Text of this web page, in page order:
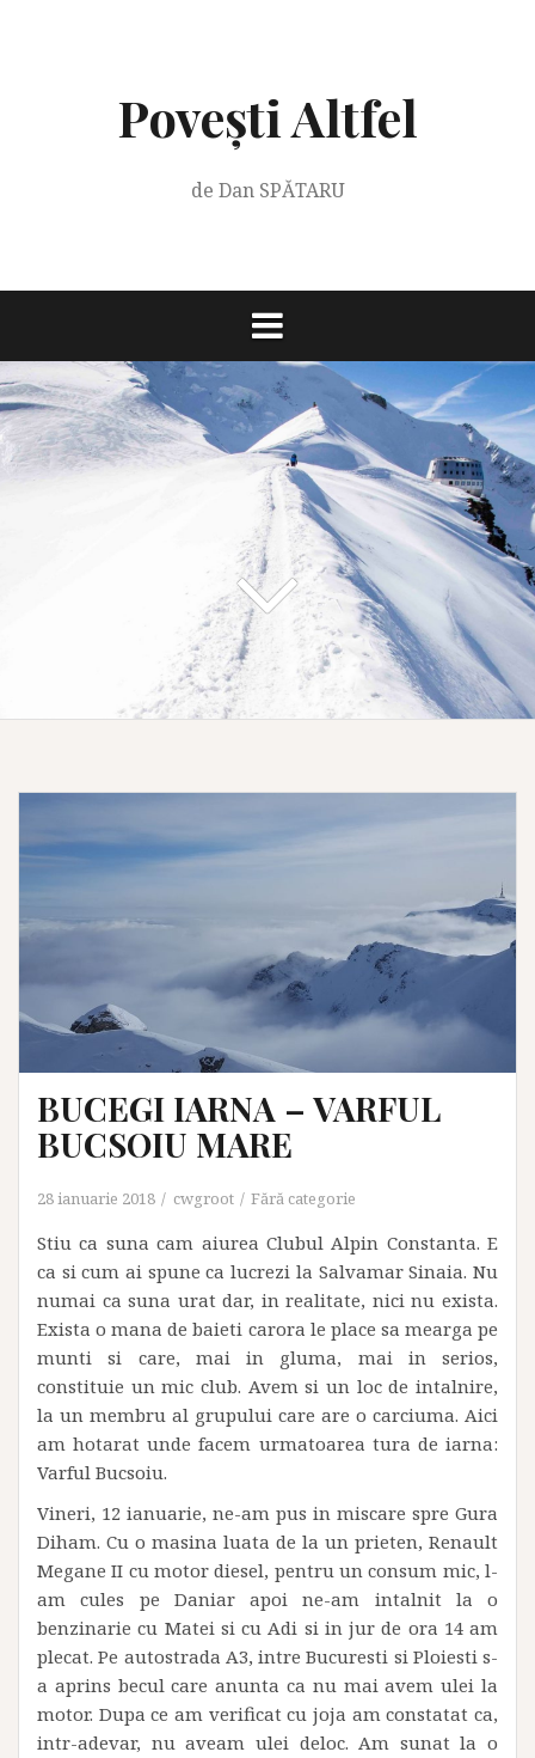
Povești Altfel
de Dan SPĂTARU
BUCEGI IARNA – VARFUL
BUCSOIU MARE
28 ianuarie 2018 cwgroot Fără categorie
Stiu ca suna cam aiurea Clubul Alpin Constanta. E
ca si cum ai spune ca lucrezi la Salvamar Sinaia. Nu
numai ca suna urat dar, in realitate, nici nu exista.
Exista o mana de baieti carora le place sa mearga pe
munti si care, mai in gluma, mai in serios,
constituie un mic club. Avem si un loc de intalnire,
la un membru al grupului care are o carciuma. Aici
am hotarat unde facem urmatoarea tura de iarna:
Varful Bucsoiu.
Vineri, 12 ianuarie, ne-am pus in miscare spre Gura
Diham. Cu o masina luata de la un prieten, Renault
Megane II cu motor diesel, pentru un consum mic, l-
am cules pe Daniar apoi ne-am intalnit la o
benzinarie cu Matei si cu Adi si in jur de ora 14 am
plecat. Pe autostrada A3, intre Bucuresti si Ploiesti s-
a aprins becul care anunta ca nu mai avem ulei la
motor. Dupa ce am verificat cu joja am constatat ca,
intr-adevar, nu aveam ulei deloc. Am sunat la o